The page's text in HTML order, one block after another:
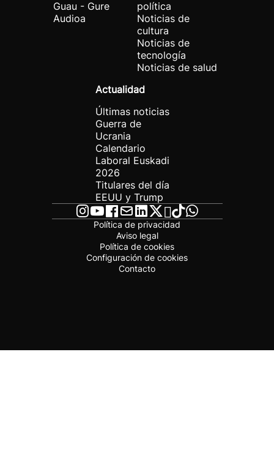
Guau - Gure
Audioa
política
Noticias de
cultura
Noticias de
tecnología
Noticias de salud
Actualidad
Últimas noticias
Guerra de
Ucrania
Calendario
Laboral Euskadi
2026
Titulares del día
EEUU y Trump
Política de privacidad
Aviso legal
Política de cookies
Configuración de cookies
Contacto